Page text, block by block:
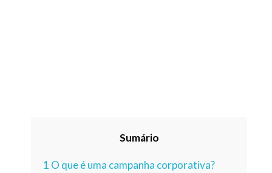
Sumário
1 O que é uma campanha corporativa?